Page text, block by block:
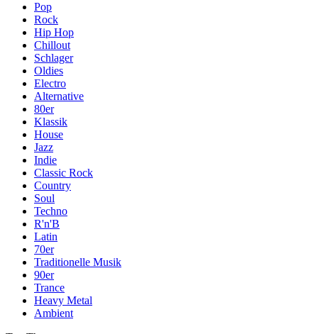
Pop
Rock
Hip Hop
Chillout
Schlager
Oldies
Electro
Alternative
80er
Klassik
House
Jazz
Indie
Classic Rock
Country
Soul
Techno
R'n'B
Latin
70er
Traditionelle Musik
90er
Trance
Heavy Metal
Ambient